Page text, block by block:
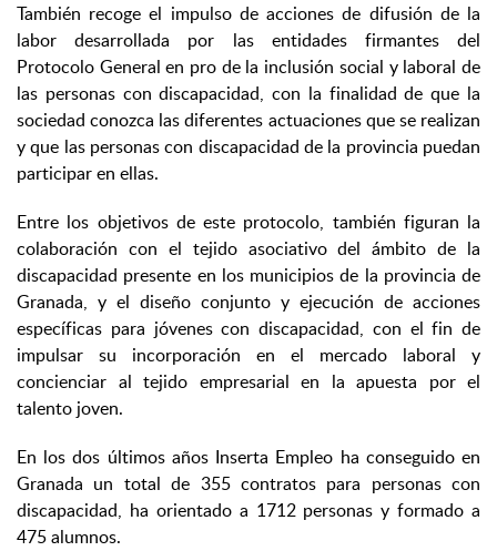
También recoge el impulso de acciones de difusión de la
labor desarrollada por las entidades firmantes del
Protocolo General en pro de la inclusión social y laboral de
las personas con discapacidad, con la finalidad de que la
sociedad conozca las diferentes actuaciones que se realizan
y que las personas con discapacidad de la provincia puedan
participar en ellas.
Entre los objetivos de este protocolo, también figuran la
colaboración con el tejido asociativo del ámbito de la
discapacidad presente en los municipios de la provincia de
Granada, y el diseño conjunto y ejecución de acciones
específicas para jóvenes con discapacidad, con el fin de
impulsar su incorporación en el mercado laboral y
concienciar al tejido empresarial en la apuesta por el
talento joven.
En los dos últimos años Inserta Empleo ha conseguido en
Granada un total de 355 contratos para personas con
discapacidad, ha orientado a 1712 personas y formado a
475 alumnos.